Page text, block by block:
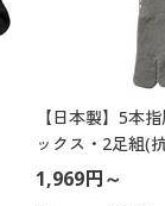
【日本製】5本
ックス・2足組(
1,969円～